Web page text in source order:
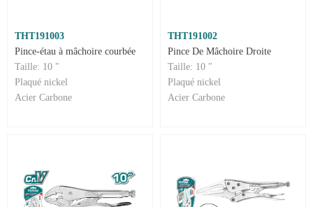
THT191003
Pince-étau à mâchoire courbée
Taille: 10 "
Plaqué nickel
Acier Carbone
THT191002
Pince De Mâchoire Droite
Taille: 10 "
Plaqué nickel
Acier Carbone